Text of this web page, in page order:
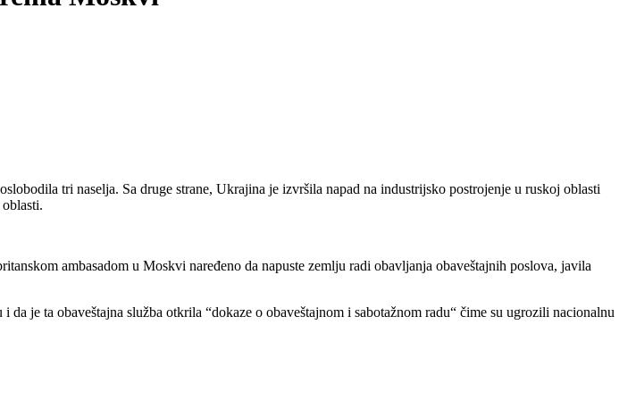
tri naselja. Sa druge strane, Ukrajina je izvršila napad na industrijsko postrojenje u ruskoj oblasti
ambasadom u Moskvi naređeno da napuste zemlju radi obavljanja obaveštajnih poslova, javila
je ta obaveštajna služba otkrila “dokaze o obaveštajnom i sabotažnom radu“ čime su ugrozili nacionalnu